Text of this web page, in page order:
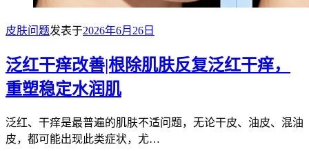
皮肤问题发表于2026年6月26日
泛红干痒改善|根除肌肤反复泛红干痒，
重塑稳定水润肌
泛红、干痒是最普遍的肌肤不适问题，无论干皮、油皮、混油
皮，都可能出现此类症状，尤…